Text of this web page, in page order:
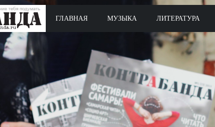
ГЛАВНАЯ МУЗЫКА ЛИТЕРАТУРА